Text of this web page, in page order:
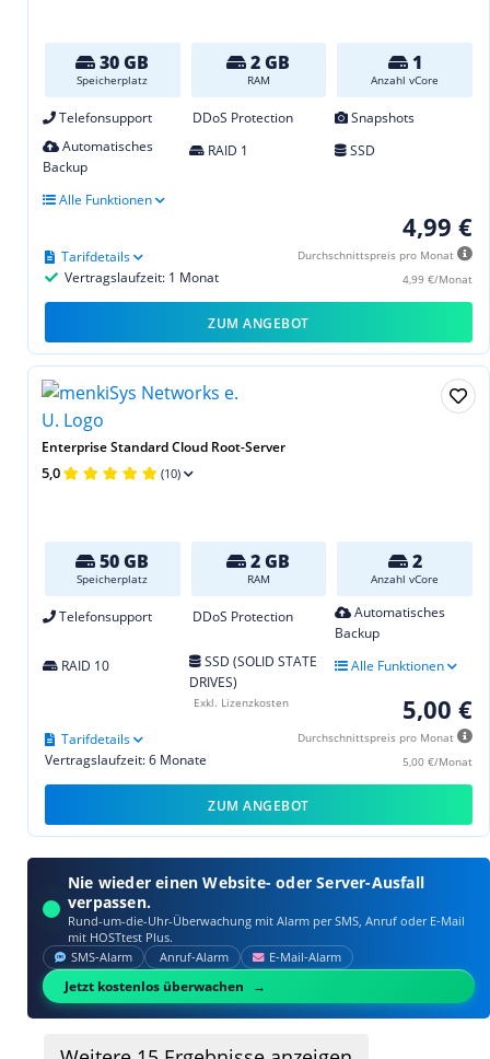
30 GB
Speicherplatz
2 GB
RAM
1
Anzahl vCore
Telefonsupport DDoS Protection
Snapshots
Automatisches
Backup
RAID 1 SSD
Alle Funktionen
4,99 €
Durchschnittspreis pro Monat
4,99 €/Monat
Vertragslaufzeit: 1 Monat
Tarifdetails
ZUM ANGEBOT
Enterprise Standard Cloud Root-Server
5,0 (10)
50 GB
Speicherplatz
2 GB
RAM
2
Anzahl vCore
Telefonsupport DDoS Protection
Automatisches
Backup
RAID 10
SSD (SOLID STATE
DRIVES)
Alle Funktionen
5,00 €
Durchschnittspreis pro Monat
5,00 €/Monat
Vertragslaufzeit: 6 Monate
Tarifdetails
Exkl. Lizenzkosten
ZUM ANGEBOT
Nie wieder einen Website- oder Server-Ausfall
verpassen.
Rund-um-die-Uhr-Überwachung mit Alarm per SMS, Anruf oder E‑Mail
mit HOSTtest Plus.
SMS‑Alarm Anruf‑Alarm E‑Mail‑Alarm
Jetzt kostenlos überwachen